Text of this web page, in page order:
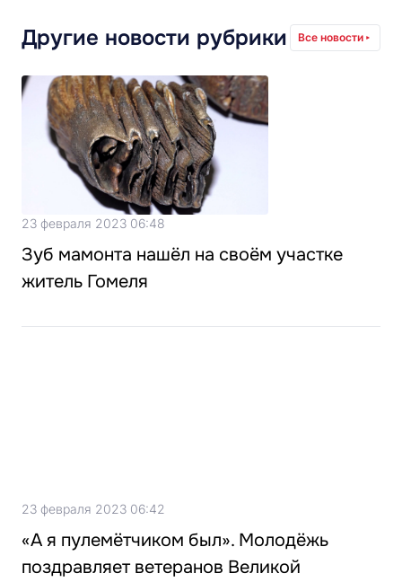
Другие новости рубрики Все новости
23 февраля 2023 06:48
Зуб мамонта нашёл на своём участке
житель Гомеля
23 февраля 2023 06:42
«А я пулемётчиком был». Молодёжь
поздравляет ветеранов Великой